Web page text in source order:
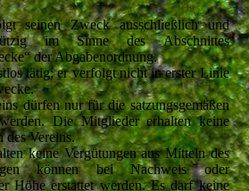
seinen Zweck ausschließlich und
im Sinne des Abschnittes
der Abgabenordnung.
tätig; er verfolgt nicht in erster Linie
dürfen nur für die satzungsgemäßen
Die Mitglieder erhalten keine
des Vereins.
keine Vergütungen aus Mitteln des
können bei Nachweis oder
Höhe erstattet werden. Es darf keine